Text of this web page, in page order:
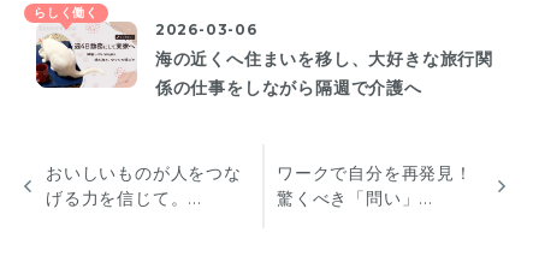
2026-03-06
海の近くへ住まいを移し、大好きな旅行関
係の仕事をしながら隔週で介護へ
らしく働く
おいしいものが人をつな
げる力を信じて。...
ワークで自分を再発見！
驚くべき「問い」...